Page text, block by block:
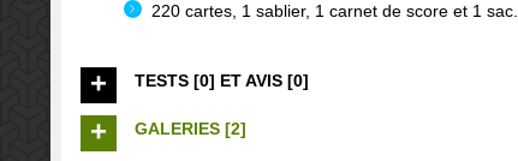
220 cartes, 1 sablier, 1 carnet de score et 1 sac.
TESTS [0] ET AVIS [0]
GALERIES [2]